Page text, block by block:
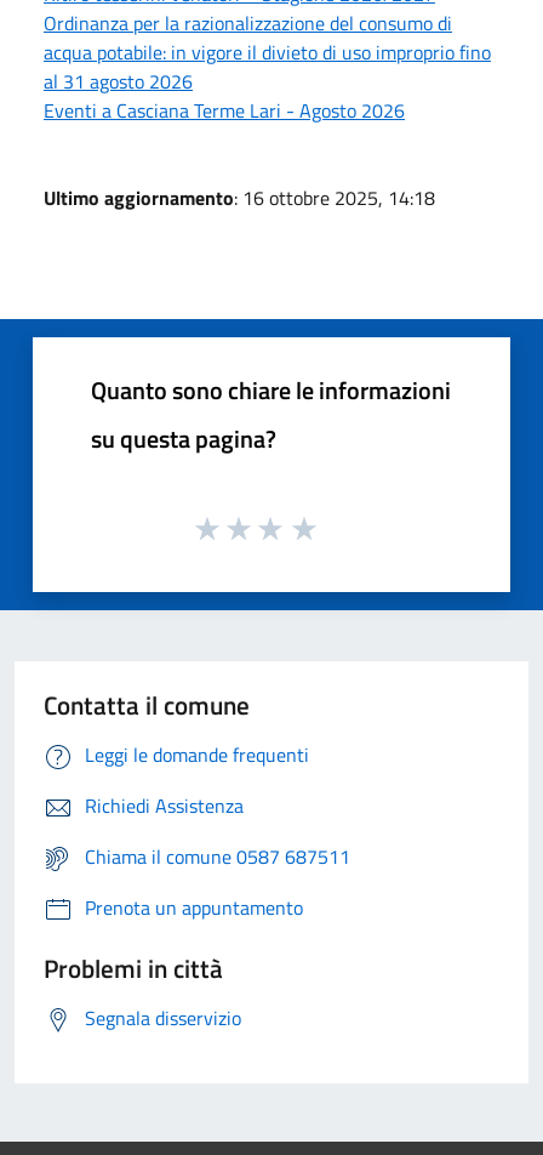
Ordinanza per la razionalizzazione del consumo di
acqua potabile: in vigore il divieto di uso improprio fino
al 31 agosto 2026
Eventi a Casciana Terme Lari - Agosto 2026
Ultimo aggiornamento: 16 ottobre 2025, 14:18
Quanto sono chiare le informazioni
su questa pagina?
Contatta il comune
Leggi le domande frequenti
Richiedi Assistenza
Chiama il comune 0587 687511
Prenota un appuntamento
Problemi in città
Segnala disservizio